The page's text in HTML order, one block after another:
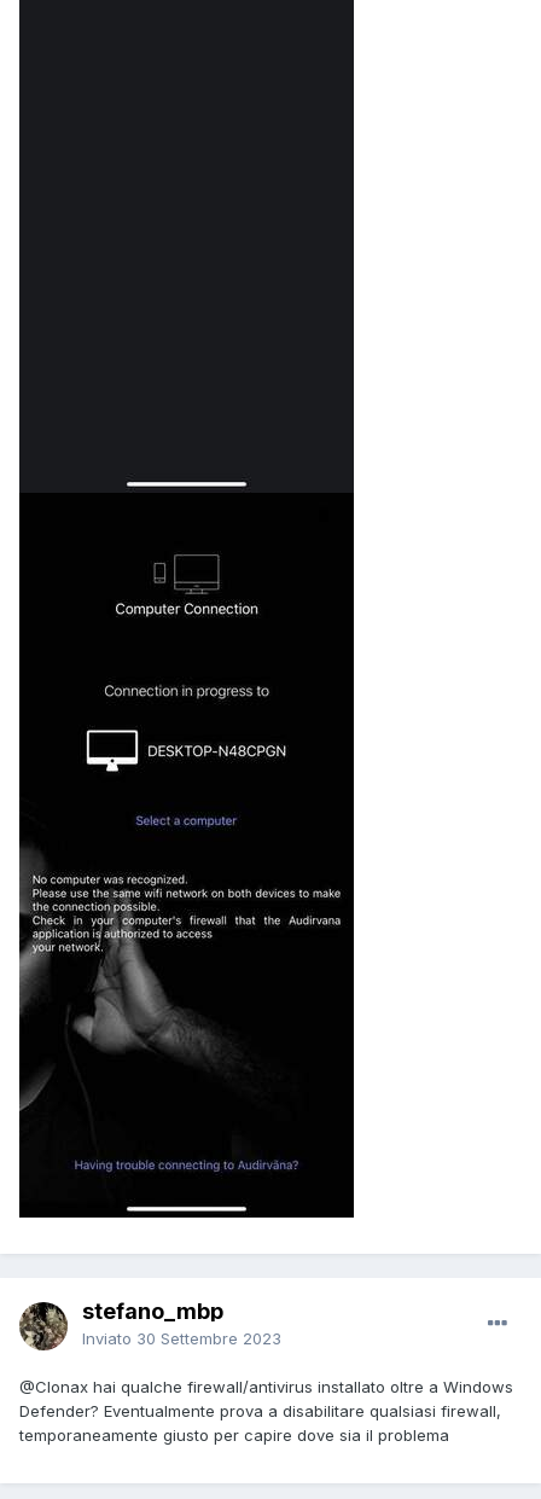
stefano_mbp
Inviato 30 Settembre 2023
@Clonax hai qualche firewall/antivirus installato oltre a Windows
Defender? Eventualmente prova a disabilitare qualsiasi firewall,
temporaneamente giusto per capire dove sia il problema